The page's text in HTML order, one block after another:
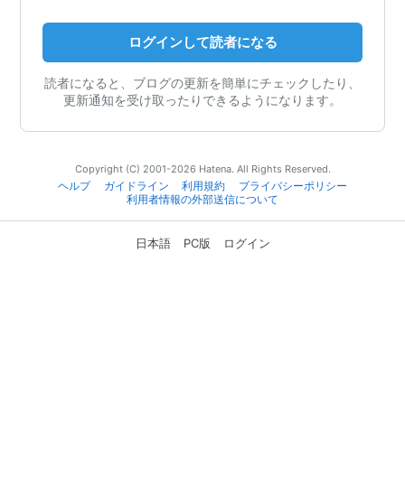
ログインして読者になる
読者になると、ブログの更新を簡単にチェックしたり、
更新通知を受け取ったりできるようになります。
Copyright (C) 2001-2026 Hatena. All Rights Reserved.
ヘルプ
ガイドライン 利用規約
プライバシーポリシー
利用者情報の外部送信について
日本語 PC版 ログイン